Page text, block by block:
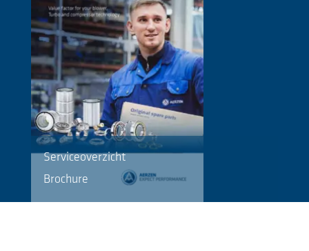
Serviceoverzicht
Brochure